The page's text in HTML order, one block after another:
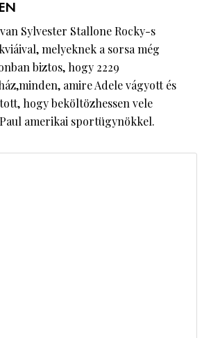
Sylvester Stallone Rocky-s
melyeknek a sorsa még
biztos, hogy 2229
amire Adele vágyott és
hogy beköltözhessen vele
amerikai sportügynökkel.